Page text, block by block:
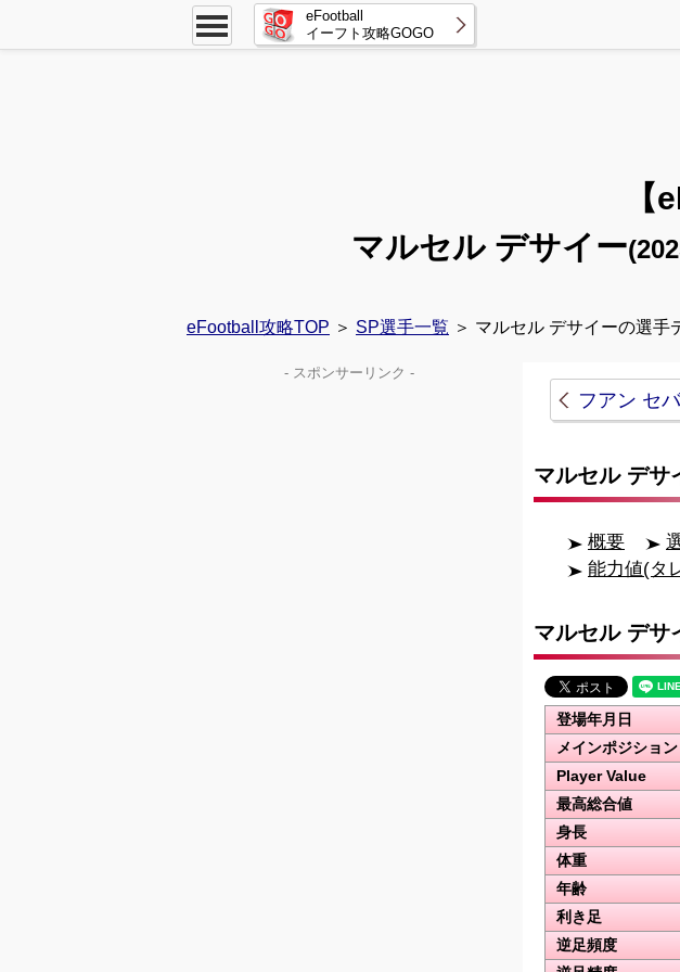
eFootball
イーフト攻略GOGO
【
マルセル デサイー
eFootball攻略TOP ＞ SP選手一覧 ＞ マルセル デサイーの選手
フアン セ
マルセル デサ
概要
能力値(タ
マルセル デサ
登場年月日
メインポジション
Player Value
最高総合値
身長
体重
年齢
利き足
逆足頻度
- スポンサーリンク -